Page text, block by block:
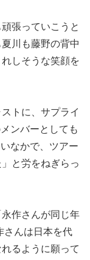
張っていこうと
川も藤野の背中
しそうな笑顔を
トに、サプライ
ンバーとしても
なかで、ツアー
と労をねぎらっ
作さんが同じ年
さんは日本を代
るように願って